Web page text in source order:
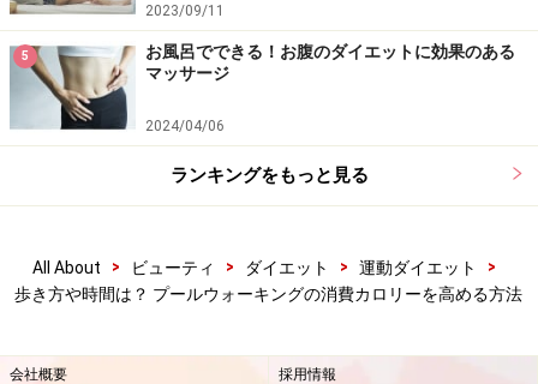
【編集部おすすめの購入サイト】
Amazonで人気のダイエット用品をチェック！
楽天市場で人気のダイエット用品をチェック！
2023/09/11
5
お風呂でできる！お腹のダイエットに効果のある
マッサージ
2024/04/06
ランキングをもっと見る
All About > ビューティ > ダイエット > 運動ダイエット
>
歩き方や時間は？ プールウォーキングの消費カロリーを高める方法
会社概要 採用情報